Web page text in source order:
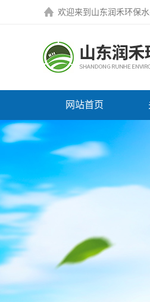
欢迎来到 山东润禾环保
网站首页